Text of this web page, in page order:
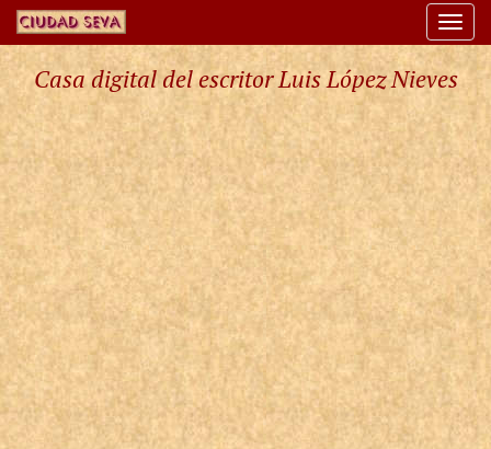
Casa digital del escritor Luis López Nieves